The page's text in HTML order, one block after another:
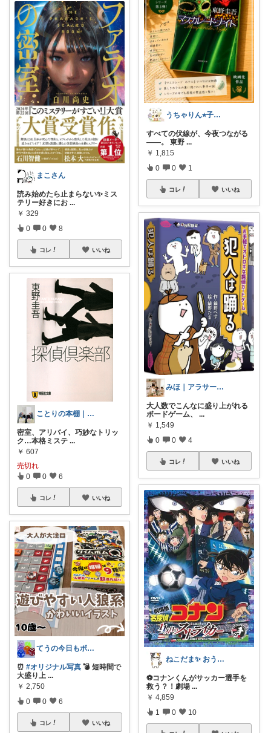
まこさん
読み始めたら止まらない✨ミス
テリー好きにお ...
￥ 329
0 0 8
コレ いいね
ことりの本棚｜読書と暮らし
密室、アリバイ、巧妙なトリッ
ク…本格ミステ ...
￥ 607
売切れ
0 0 6
コレ いいね
てうの今日もボードゲーム日和
⏰ #オリジナル写真 💣 短時間で
大盛り上 ...
￥ 2,750
0 0 6
コレ いいね
うちゃりん⭐︎子育て・読書・おすすめ
すべての伏線が、今夜つながる
——。 東野 ...
￥ 1,815
0 0 1
コレ いいね
みほ｜アラサー主婦｜共働き｜2児育児中
大人数でこんなに盛り上がれる
ボードゲーム、
...
￥ 1,549
0 0 4
コレ いいね
ねこだま✨ おうち時間充実ROOM🐾
⚽️コナンくんがサッカー選手を
救う？！劇場 ...
￥ 4,859
1 0 10